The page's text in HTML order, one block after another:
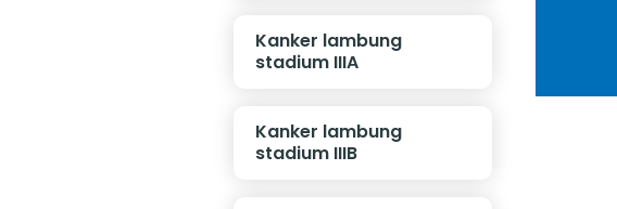
Kanker lambung
stadium IIIA
Kanker lambung
stadium IIIB